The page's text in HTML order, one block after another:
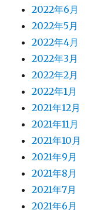
2022年6月
2022年5月
2022年4月
2022年3月
2022年2月
2022年1月
2021年12月
2021年11月
2021年10月
2021年9月
2021年8月
2021年7月
2021年6月